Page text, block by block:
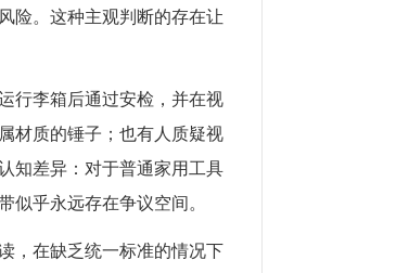
险。这种主观判断的存在让
行李箱后通过安检，并在视
材质的锤子；也有人质疑视
知差异：对于普通家用工具
似乎永远存在争议空间。
，在缺乏统一标准的情况下